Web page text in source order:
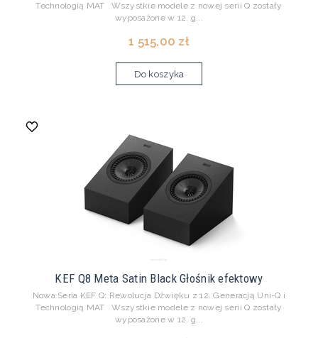
Technologią MAT Wszystkie modele z nowej serii Q zostały
wyposażone w 12. g...
1 515,00 zł
Do koszyka
KEF Q8 Meta Satin Black Głośnik efektowy
Nowa Seria KEF Q: Rewolucja Dźwięku z 12. Generacją Uni-Q i
Technologią MAT Wszystkie modele z nowej serii Q zostały
wyposażone w 12. g...